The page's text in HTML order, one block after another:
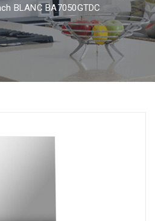
BLANC BA7050GTDC